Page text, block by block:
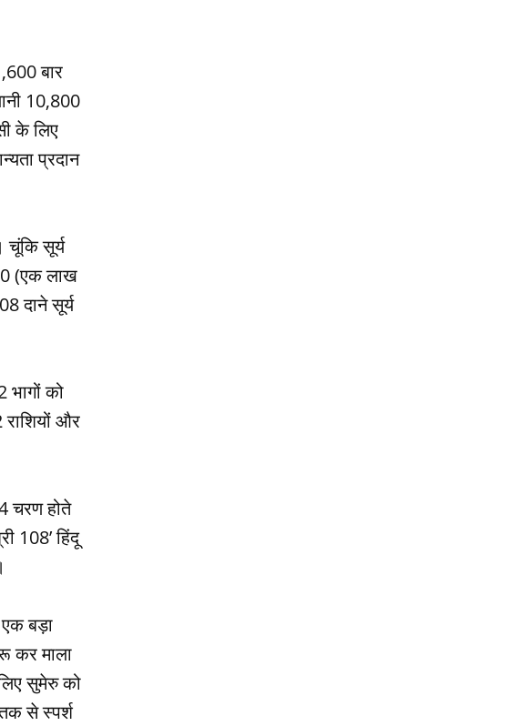
बार
10,800
के लिए
प्रदान
चूंकि सूर्य
(एक लाख
दाने सूर्य
भागों को
राशियों और
चरण होते
108’ हिंदू
बड़ा
कर माला
सुमेरु को
से स्पर्श